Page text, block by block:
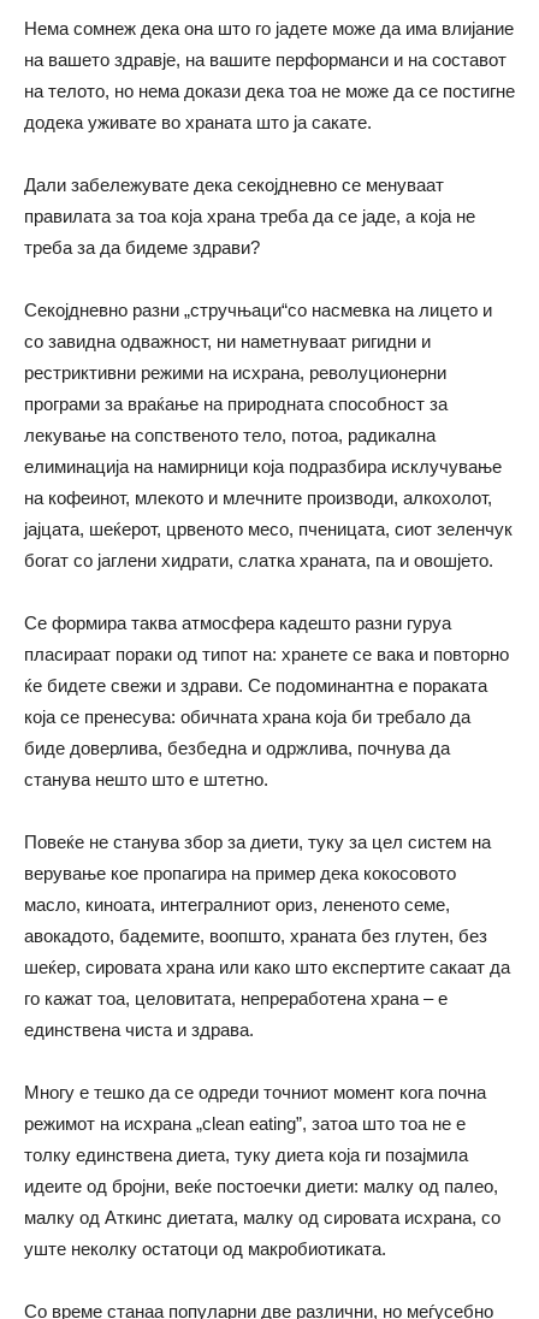
Нема сомнеж дека она што го јадете може да има влијание
на вашето здравје, на вашите перформанси и на составот
на телото, но нема докази дека тоа не може да се постигне
додека уживате во храната што ја сакате.
Дали забележувате дека секојдневно се менуваат
правилата за тоа која храна треба да се јаде, а која не
треба за да бидеме здрави?
Секојдневно разни „стручњаци“со насмевка на лицето и
со завидна одважност, ни наметнуваат ригидни и
рестриктивни режими на исхрана, револуционерни
програми за враќање на природната способност за
лекување на сопственото тело, потоа, радикална
елиминација на намирници која подразбира исклучување
на кофеинот, млекото и млечните производи, алкохолот,
јајцата, шеќерот, црвеното месо, пченицата, сиот зеленчук
богат со јаглени хидрати, слатка храната, па и овошјето.
Се формира таква атмосфера кадешто разни гуруа
пласираат пораки од типот на: хранете се вака и повторно
ќе бидете свежи и здрави. Се подоминантна е пораката
која се пренесува: обичната храна која би требало да
биде доверлива, безбедна и одржлива, почнува да
станува нешто што е штетно.
Повеќе не станува збор за диети, туку за цел систем на
верување кое пропагира на пример дека кокосовото
масло, киноата, интегралниот ориз, лененото семе,
авокадото, бадемите, воопшто, храната без глутен, без
шеќер, сировата храна или како што експертите сакаат да
го кажат тоа, целовитата, непреработена храна – е
единствена чиста и здрава.
Многу е тешко да се одреди точниот момент кога почна
режимот на исхрана „clean eating”, затоа што тоа не е
толку единствена диета, туку диета која ги позајмила
идеите од бројни, веќе постоечки диети: малку од палео,
малку од Аткинс диетата, малку од сировата исхрана, со
уште неколку остатоци од макробиотиката.
Со време станаа популарни две различни, но меѓусебно